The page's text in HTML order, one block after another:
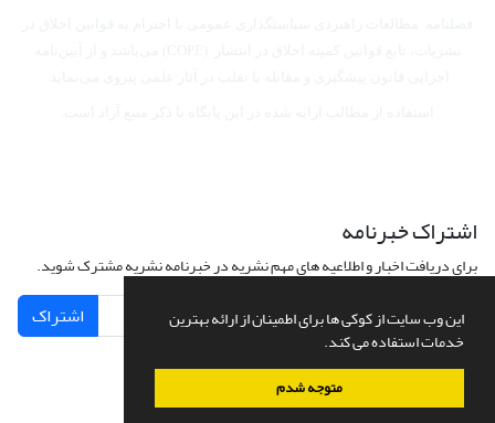
این وب سایت از کوکی ها برای اطمینان از ارائه بهترین
خدمات استفاده می کند.
متوجه شدم
اشتراک خبرنامه
برای دریافت اخبار و اطلاعیه های مهم نشریه در خبرنامه نشریه مشترک شوید.
اشتراک
سامانه مدیریت نشریات علمی.طراحی و پیاده سازی ازسیناوب